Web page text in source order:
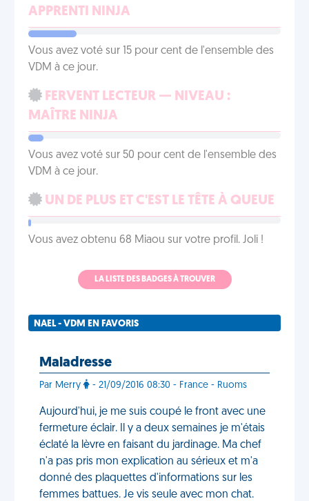
APPRENTI NINJA
Vous avez voté sur 15 pour cent de l'ensemble des
VDM à ce jour.
FERVENT LECTEUR — NIVEAU :
MAÎTRE NINJA
Vous avez voté sur 50 pour cent de l'ensemble des
VDM à ce jour.
UN DE PLUS ET C'EST LE TÊTE À QUEUE
Vous avez obtenu 68 Miaou sur votre profil. Joli !
LA LISTE DES BADGES À TROUVER
NAEL - VDM EN FAVORIS
Maladresse
Par Merry - 21/09/2016 08:30 - France - Ruoms
Aujourd'hui, je me suis coupé le front avec une
fermeture éclair. Il y a deux semaines je m'étais
éclaté la lèvre en faisant du jardinage. Ma chef
n'a pas pris mon explication au sérieux et m'a
donné des plaquettes d'informations sur les
femmes battues. Je vis seule avec mon chat.